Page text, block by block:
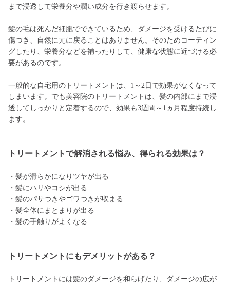
まで浸透して栄養分や潤い成分を行き渡らせます。
髪の毛は死んだ細胞でできているため、ダメージを受けるたびに
傷つき、自然に元に戻ることはありません。そのためコーティン
グしたり、栄養分などを補ったりして、健康な状態に近づける必
要があるのです。
一般的な自宅用のトリートメントは、1～2日で効果がなくなって
しまいます。でも美容院のトリートメントは、髪の内部にまで浸
透してしっかりと定着するので、効果も3週間～1ヵ月程度持続し
ます。
トリートメントで解消される悩み、得られる効果は？
・髪が滑らかになりツヤが出る
・髪にハリやコシが出る
・髪のパサつきやゴワつきが収まる
・髪全体にまとまりが出る
・髪の手触りがよくなる
トリートメントにもデメリットがある？
トリートメントには髪のダメージを和らげたり、ダメージの広が